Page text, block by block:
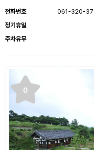
전화번호
061-320-
정기휴일
주차유무
0